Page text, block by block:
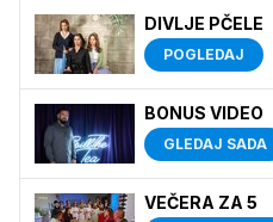
DIVLJE PČELE
POGLEDAJ
BONUS VIDEO
GLEDAJ SADA
VEČERA ZA 5